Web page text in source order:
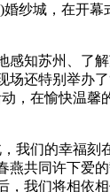
纱城，在开幕
感知苏州、了
场还特别举办
，在愉快温馨
我们的幸福刻
燕共同许下爱
，我们将相依